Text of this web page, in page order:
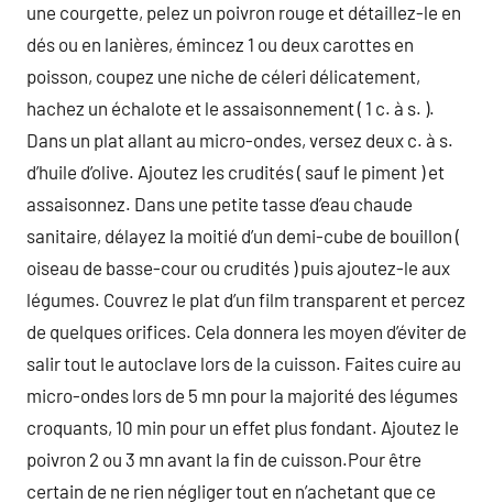
une courgette, pelez un poivron rouge et détaillez-le en
dés ou en lanières, émincez 1 ou deux carottes en
poisson, coupez une niche de céleri délicatement,
hachez un échalote et le assaisonnement ( 1 c. à s. ).
Dans un plat allant au micro-ondes, versez deux c. à s.
d’huile d’olive. Ajoutez les crudités ( sauf le piment ) et
assaisonnez. Dans une petite tasse d’eau chaude
sanitaire, délayez la moitié d’un demi-cube de bouillon (
oiseau de basse-cour ou crudités ) puis ajoutez-le aux
légumes. Couvrez le plat d’un film transparent et percez
de quelques orifices. Cela donnera les moyen d’éviter de
salir tout le autoclave lors de la cuisson. Faites cuire au
micro-ondes lors de 5 mn pour la majorité des légumes
croquants, 10 min pour un effet plus fondant. Ajoutez le
poivron 2 ou 3 mn avant la fin de cuisson.Pour être
certain de ne rien négliger tout en n’achetant que ce